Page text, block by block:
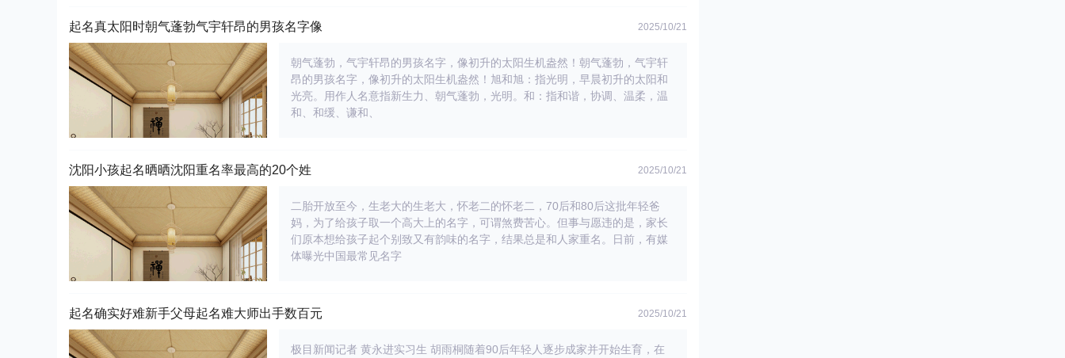
起名真太阳时朝气蓬勃气宇轩昂的男孩名字像 2025/10/21
朝气蓬勃，气宇轩昂的男孩名字，像初升的太阳生机盎然！朝气蓬勃，气宇轩
昂的男孩名字，像初升的太阳生机盎然！旭和旭：指光明，早晨初升的太阳和
光亮。用作人名意指新生力、朝气蓬勃，光明。和：指和谐，协调、温柔，温
和、和缓、谦和、
沈阳小孩起名晒晒沈阳重名率最高的20个姓 2025/10/21
二胎开放至今，生老大的生老大，怀老二的怀老二，70后和80后这批年轻爸
妈，为了给孩子取一个高大上的名字，可谓煞费苦心。但事与愿违的是，家长
们原本想给孩子起个别致又有韵味的名字，结果总是和人家重名。日前，有媒
体曝光中国最常见名字
起名确实好难新手父母起名难大师出手数百元 2025/10/21
极目新闻记者 黄永进实习生 胡雨桐随着90后年轻人逐步成家并开始生育，在